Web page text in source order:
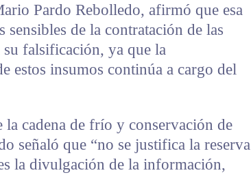
Pardo Rebolledo, afirmó que esa
de la contratación de las
falsificación, ya que la
estos insumos continúa a cargo del
la cadena de frío y conservación de
señaló que “no se justifica la reserva
la divulgación de la información,